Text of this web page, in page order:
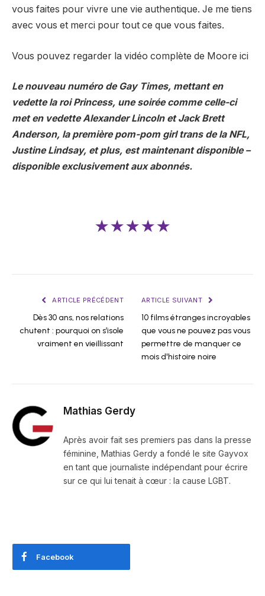
vous faites pour vivre une vie authentique. Je me tiens
avec vous et merci pour tout ce que vous faites.
Vous pouvez regarder la vidéo complète de Moore ici
Le nouveau numéro de Gay Times, mettant en
vedette la roi Princess, une soirée comme celle-ci
met en vedette Alexander Lincoln et Jack Brett
Anderson, la première pom-pom girl trans de la NFL,
Justine Lindsay, et plus, est maintenant disponible –
disponible exclusivement aux abonnés.
★★★★★
ARTICLE PRÉCÉDENT
Dès 30 ans, nos relations
chutent : pourquoi on s’isole
vraiment en vieillissant
ARTICLE SUIVANT
10 films étranges incroyables
que vous ne pouvez pas vous
permettre de manquer ce
mois d'histoire noire
Mathias Gerdy
Après avoir fait ses premiers pas dans la presse
féminine, Mathias Gerdy a fondé le site Gayvox
en tant que journaliste indépendant pour écrire
sur ce qui lui tenait à cœur : la cause LGBT.
Facebook